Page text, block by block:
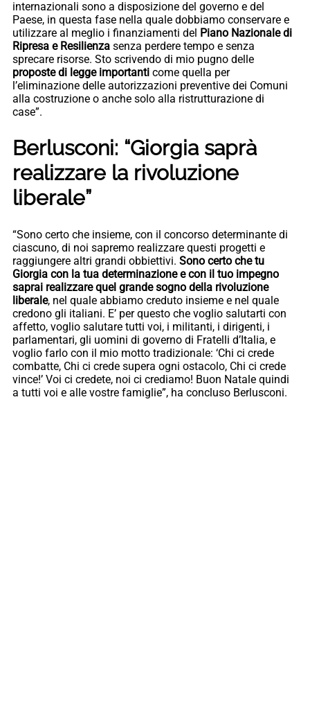
internazionali sono a disposizione del governo e del
Paese, in questa fase nella quale dobbiamo conservare e
utilizzare al meglio i finanziamenti del Piano Nazionale di
Ripresa e Resilienza senza perdere tempo e senza
sprecare risorse. Sto scrivendo di mio pugno delle
proposte di legge importanti come quella per
l’eliminazione delle autorizzazioni preventive dei Comuni
alla costruzione o anche solo alla ristrutturazione di
case”.
Berlusconi: “Giorgia saprà
realizzare la rivoluzione
liberale”
“Sono certo che insieme, con il concorso determinante di
ciascuno, di noi sapremo realizzare questi progetti e
raggiungere altri grandi obbiettivi. Sono certo che tu
Giorgia con la tua determinazione e con il tuo impegno
saprai realizzare quel grande sogno della rivoluzione
liberale, nel quale abbiamo creduto insieme e nel quale
credono gli italiani. E’ per questo che voglio salutarti con
affetto, voglio salutare tutti voi, i militanti, i dirigenti, i
parlamentari, gli uomini di governo di Fratelli d’Italia, e
voglio farlo con il mio motto tradizionale: ‘Chi ci crede
combatte, Chi ci crede supera ogni ostacolo, Chi ci crede
vince!’ Voi ci credete, noi ci crediamo! Buon Natale quindi
a tutti voi e alle vostre famiglie”, ha concluso Berlusconi.